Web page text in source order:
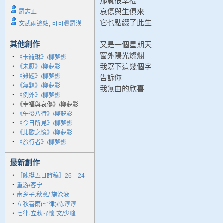
羅志正
文武兩邊站, 可可疊羅漢
其他創作
‧
《卡羅琳》/柳夢影
‧
《未厭》/柳夢影
‧
《難題》/柳夢影
‧
《無題》/柳夢影
‧
《例外》/柳夢影
‧
《幸福與哀傷》/柳夢影
‧
《午後八行》/柳夢影
‧
《今日所見》/柳夢影
‧
《北歐之憶》/柳夢影
‧
《旅行者》/柳夢影
最新創作
‧
［陳挺五日詩稿］26—24
‧ 重游/客宁
‧ 南乡子.秋意/ 施沧液
‧ 立秋喜雨(七律)/陈淳淳
‧ 七律·立秋抒懷 文/少峰
哀傷與生俱來
它也點綴了此生
又是一個星期天
窗外陽光燦爛
我寫下這幾個字
告訴你
我無由的欣喜